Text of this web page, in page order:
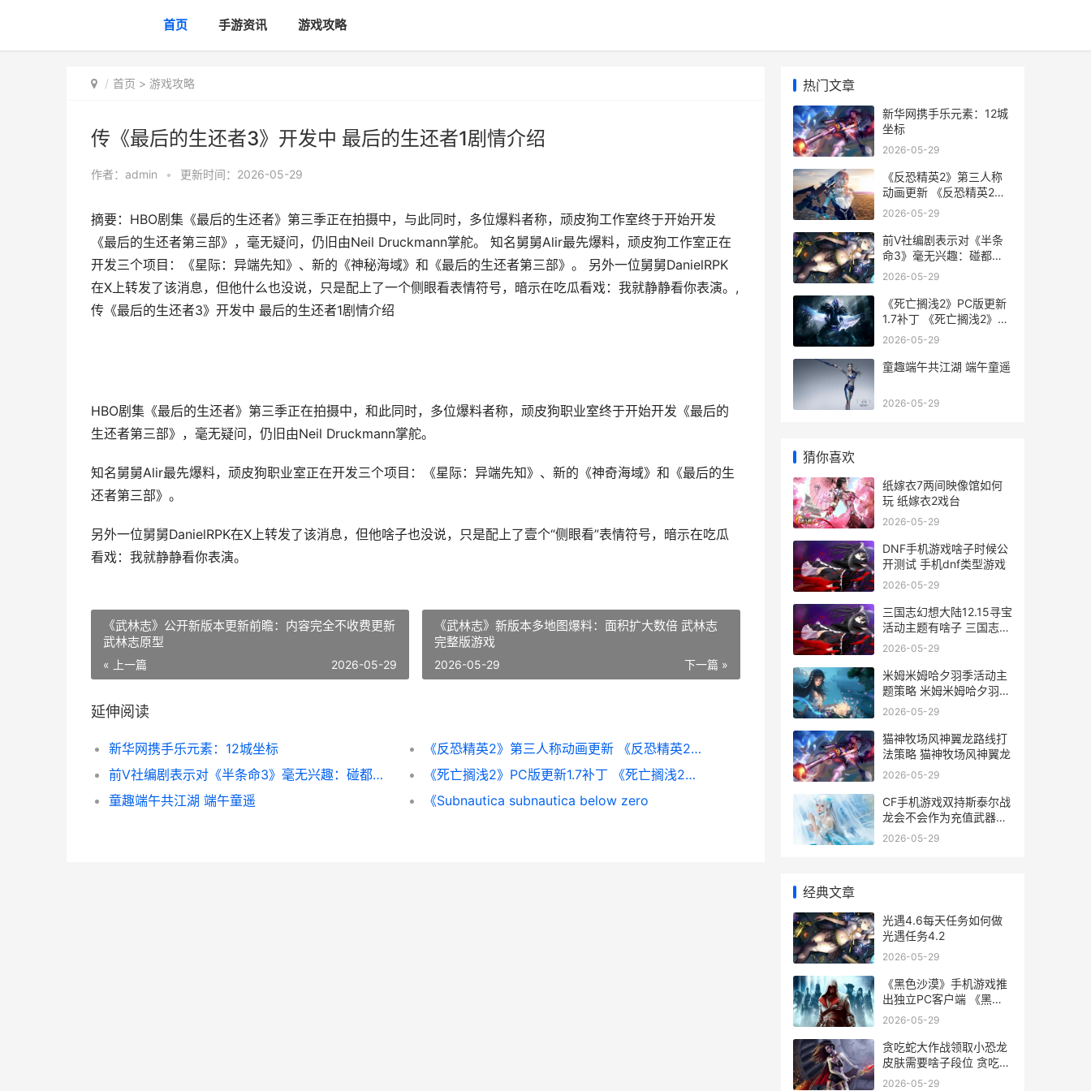
首页 手游资讯 游戏攻略
首页 > 游戏攻略
传《最后的生还者3》开发中 最后的生还者1剧情介绍
作者： admin • 更新时间：2026-05-29
摘要：HBO剧集《最后的生还者》第三季正在拍摄中，与此同时，多位爆料者称，顽皮狗工作室终于开始开发
《最后的生还者第三部》，毫无疑问，仍旧由Neil Druckmann掌舵。 知名舅舅Alir最先爆料，顽皮狗工作室正在
开发三个项目：《星际：异端先知》、新的《神秘海域》和《最后的生还者第三部》。 另外一位舅舅DanielRPK
在X上转发了该消息，但他什么也没说，只是配上了一个侧眼看表情符号，暗示在吃瓜看戏：我就静静看你表演。,
传《最后的生还者3》开发中 最后的生还者1剧情介绍
HBO剧集《最后的生还者》第三季正在拍摄中，和此同时，多位爆料者称，顽皮狗职业室终于开始开发《最后的
生还者第三部》，毫无疑问，仍旧由Neil Druckmann掌舵。
知名舅舅Alir最先爆料，顽皮狗职业室正在开发三个项目：《星际：异端先知》、新的《神奇海域》和《最后的生
还者第三部》。
另外一位舅舅DanielRPK在X上转发了该消息，但他啥子也没说，只是配上了壹个“侧眼看”表情符号，暗示在吃瓜
看戏：我就静静看你表演。
《武林志》公开新版本更新前瞻：内容完全不收费更新
武林志原型
« 上一篇 2026-05-29
《武林志》新版本多地图爆料：面积扩大数倍 武林志
完整版游戏
下一篇 »
2026-05-29
延伸阅读
新华网携手乐元素：12城坐标
《反恐精英2》第三人称动画更新 《反恐精英2》直接安装游戏
前V社编剧表示对《半条命3》毫无兴趣：碰都不想碰
《死亡搁浅2》PC版更新1.7补丁 《死亡搁浅2》PC修改器
童趣端午共江湖 端午童遥
《Subnautica subnautica below zero
热门文章
新华网携手乐元素：12城
坐标
2026-05-29
《反恐精英2》第三人称
动画更新 《反恐精英2》
直接安装游戏
2026-05-29
前V社编剧表示对《半条
命3》毫无兴趣：碰都不
想碰
2026-05-29
《死亡搁浅2》PC版更新
1.7补丁 《死亡搁浅2》
PC修改器
2026-05-29
童趣端午共江湖 端午童遥
2026-05-29
猜你喜欢
纸嫁衣7两间映像馆如何
玩 纸嫁衣2戏台
2026-05-29
DNF手机游戏啥子时候公
开测试 手机dnf类型游戏
2026-05-29
三国志幻想大陆12.15寻宝
活动主题有啥子 三国志幻
想大陆0.1折
2026-05-29
米姆米姆哈夕羽季活动主
题策略 米姆米姆哈夕羽雀
怎么培育
2026-05-29
猫神牧场风神翼龙路线打
法策略 猫神牧场风神翼龙
2026-05-29
CF手机游戏双持斯泰尔战
龙会不会作为充值武器上
线 cf手机游戏双持怎么玩
2026-05-29
经典文章
光遇4.6每天任务如何做
光遇任务4.2
2026-05-29
《黑色沙漠》手机游戏推
出独立PC客户端 《黑色
沙漠》手机版下载
2026-05-29
贪吃蛇大作战领取小恐龙
皮肤需要啥子段位 贪吃蛇
大作战领取深渊巨口皮肤
2026-05-29